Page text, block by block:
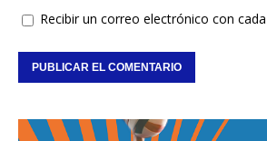
Recibir un correo electrónico con